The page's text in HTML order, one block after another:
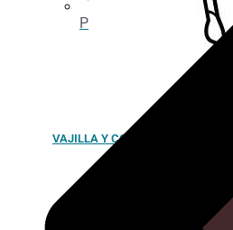
Posavasos
VAJILLA Y COMPLEMENTOS